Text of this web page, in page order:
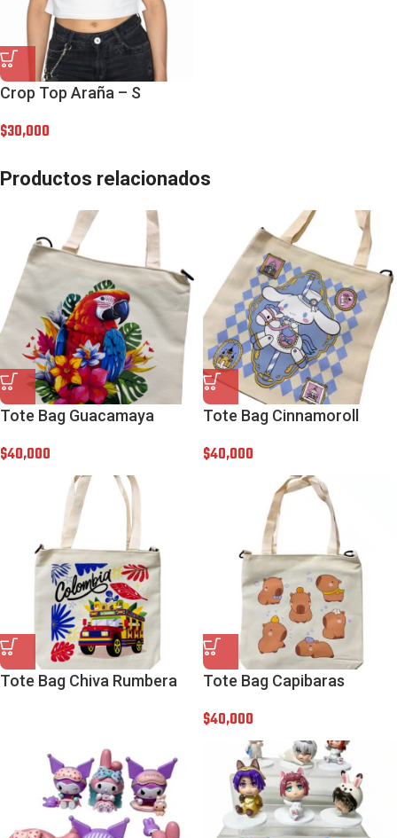
Crop Top Araña – S
$30,000
Productos relacionados
Tote Bag Guacamaya
$40,000
Tote Bag Cinnamoroll
$40,000
Tote Bag Chiva Rumbera Tote Bag Capibaras
$40,000